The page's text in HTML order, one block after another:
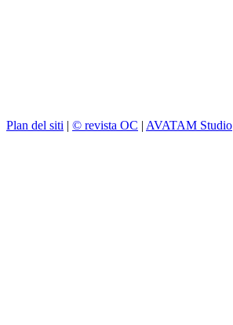
Plan del siti | © revista OC | AVATAM Studio